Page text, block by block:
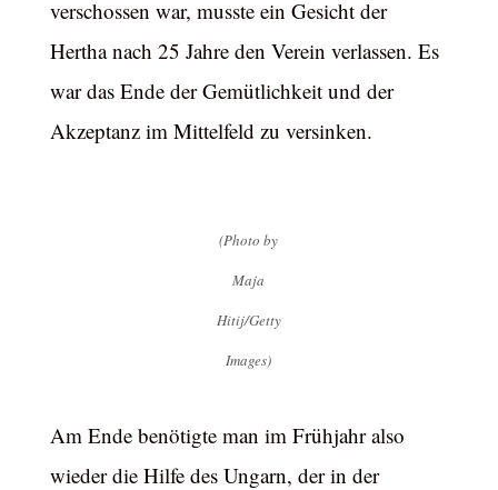
verschossen war, musste ein Gesicht der
Hertha nach 25 Jahre den Verein verlassen. Es
war das Ende der Gemütlichkeit und der
Akzeptanz im Mittelfeld zu versinken.
(Photo by
Maja
Hitij/Getty
Images)
Am Ende benötigte man im Frühjahr also
wieder die Hilfe des Ungarn, der in der